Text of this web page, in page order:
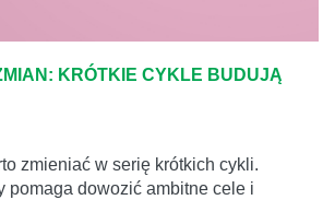
KRÓTKIE CYKLE BUDUJĄ
zmieniać w serię krótkich cykli.
pomaga dowozić ambitne cele i